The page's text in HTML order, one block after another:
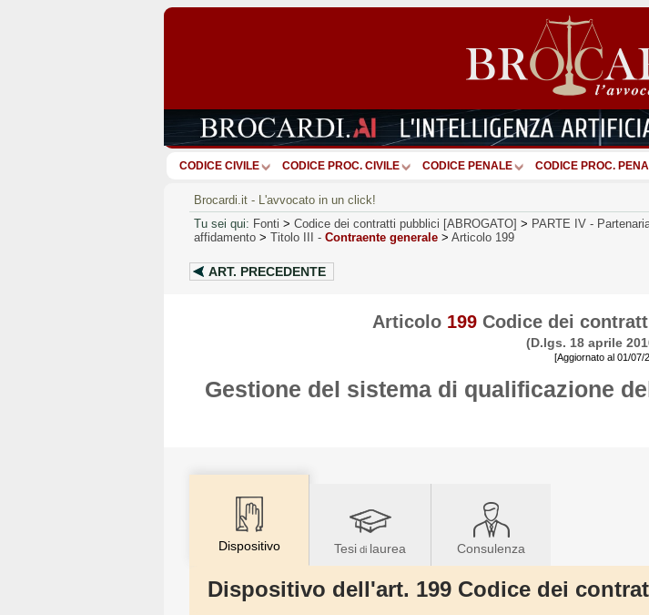
CODICE CIVILE CODICE PROC. CIVILE CODICE PENALE CODICE PROC.
Brocardi.it - L'avvocato in un click!
Tu sei qui: Fonti > Codice dei contratti pubblici [ABROGATO] > PARTE IV -
affidamento > Titolo III - Contraente generale > Articolo 199
ART. PRECEDENTE
Articolo 199Codice dei
(D.lgs. 18 aprile
[Aggiornato al 01/07/
Gestione del sistema di qualificazione
Dispositivo Tesi di laurea Consulenza
Dispositivo dell'art. 199 Codice dei